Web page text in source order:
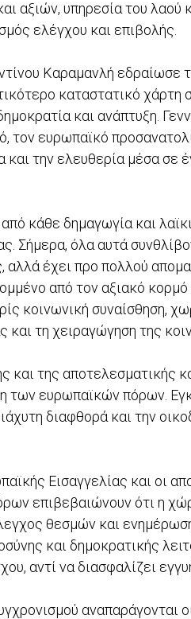
αξιών, υπηρεσία του
ελέγχου και επιβολής.
Καραμανλή εδραίωσε
καταστατικό χάρτη
και ανάπτυξη.
τον ευρωπαϊκό
και την ελευθερία μέσα σε
κάθε δημαγωγία και
Σήμερα, όλα αυτά
αλλά έχει προ πολλού
από τον αξιακό
κοινωνική συναίσθηση,
και τη χειραγώγηση της
και της αποτελεσματικής
των ευρωπαϊκών πόρων.
διαφθορά και την
Εισαγγελίας και οι
επιβεβαιώνουν ότι η
θεσμών και
και δημοκρατικής
αντί να διασφαλίζει
αναπαράγονται